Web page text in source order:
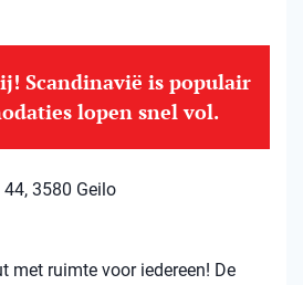
Scandinavië is populair
lopen snel vol.
3580 Geilo
met ruimte voor iedereen! De